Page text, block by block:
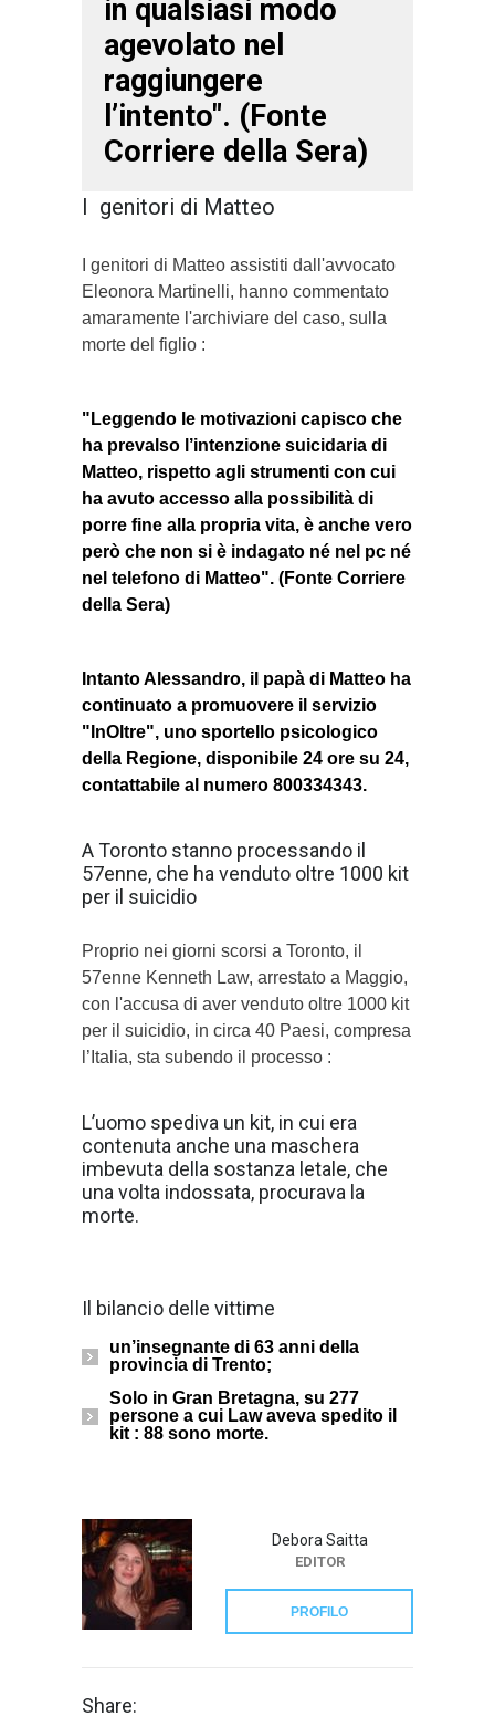
in qualsiasi modo
agevolato nel
raggiungere
l’intento". (Fonte
Corriere della Sera)
I genitori di Matteo
I genitori di Matteo assistiti dall'avvocato
Eleonora Martinelli, hanno commentato
amaramente l'archiviare del caso, sulla
morte del figlio :
"Leggendo le motivazioni capisco che
ha prevalso l’intenzione suicidaria di
Matteo, rispetto agli strumenti con cui
ha avuto accesso alla possibilità di
porre fine alla propria vita, è anche vero
però che non si è indagato né nel pc né
nel telefono di Matteo". (Fonte Corriere
della Sera)
Intanto Alessandro, il papà di Matteo ha
continuato a promuovere il servizio
"InOltre", uno sportello psicologico
della Regione, disponibile 24 ore su 24,
contattabile al numero 800334343.
A Toronto stanno processando il
57enne, che ha venduto oltre 1000 kit
per il suicidio
Proprio nei giorni scorsi a Toronto, il
57enne Kenneth Law, arrestato a Maggio,
con l'accusa di aver venduto oltre 1000 kit
per il suicidio, in circa 40 Paesi, compresa
l’Italia, sta subendo il processo :
L’uomo spediva un kit, in cui era
contenuta anche una maschera
imbevuta della sostanza letale, che
una volta indossata, procurava la
morte.
Il bilancio delle vittime
un’insegnante di 63 anni della
provincia di Trento;
Solo in Gran Bretagna, su 277
persone a cui Law aveva spedito il
kit : 88 sono morte.
Debora Saitta
EDITOR
PROFILO
Share: